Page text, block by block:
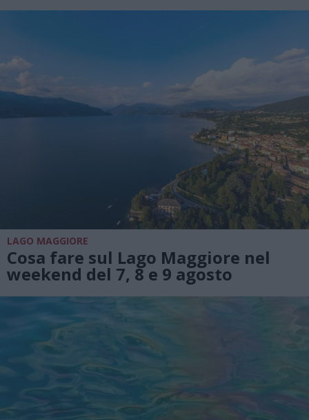
LAGO MAGGIORE
Cosa fare sul Lago Maggiore nel
weekend del 7, 8 e 9 agosto